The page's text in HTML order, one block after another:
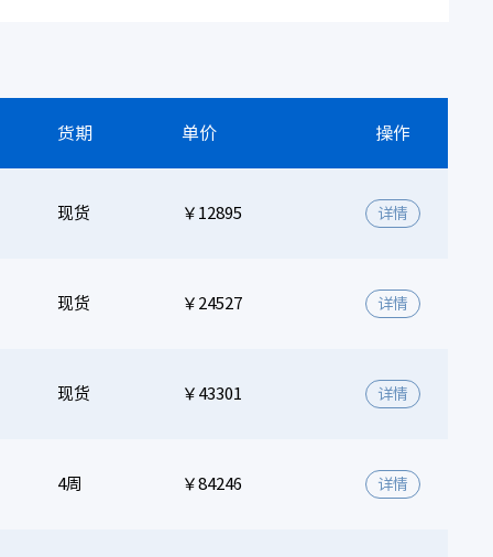
货期 单价 操作
现货 ￥12895 详情
现货 ￥24527 详情
现货 ￥43301 详情
4周 ￥84246 详情